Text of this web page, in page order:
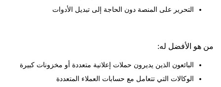
التحرير على المنصة دون الحاجة إلى تبديل الأدوات
الأفضل له:
البائعون الذين يديرون حملات إعلانية متعددة أو مخزونات كبيرة
الوكالات التي تتعامل مع حسابات العملاء المتعددة